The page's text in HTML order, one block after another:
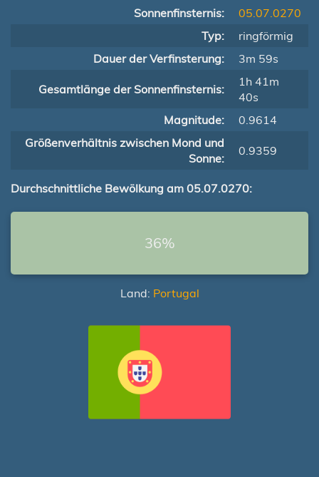
Sonnenfinsternis:
05.07.0270
Typ:
ringförmig
Dauer der Verfinsterung:
3m 59s
Gesamtlänge der Sonnenfinsternis:
1h 41m
40s
Magnitude:
0.9614
Größenverhältnis zwischen Mond und
Sonne:
0.9359
Durchschnittliche Bewölkung am 05.07.0270:
36%
Land: Portugal